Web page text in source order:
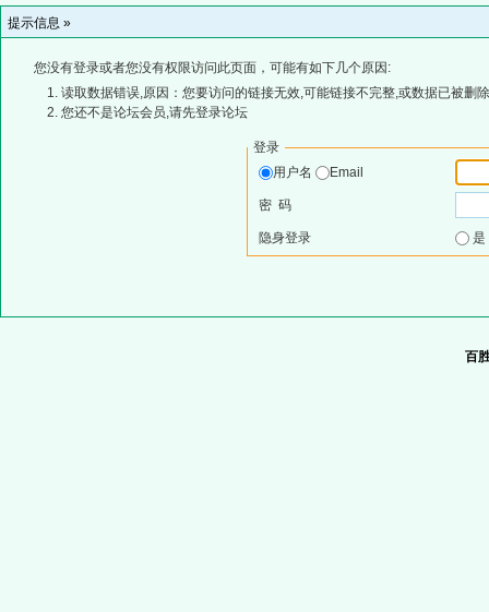
提示信息 »
您没有登录或者您没有权限访问此页面，可能有如下几个原因:
读取数据错误,原因：您要访问的链接无效,可能链接不完整,或数据已被删
您还不是论坛会员,请先登录论坛
登录
用户名
Email
密 码
隐身登录
百